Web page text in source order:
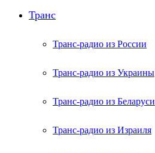
Транс
Транс-радио из России
Транс-радио из Украины
Транс-радио из Беларуси
Транс-радио из Израиля